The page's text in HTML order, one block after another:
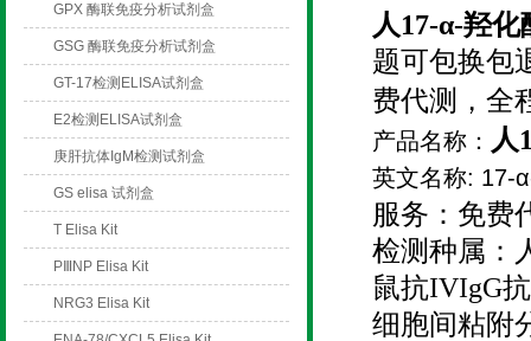
GPX 酶联免疫分析试剂盒
GSG 酶联免疫分析试剂盒
GT-17检测ELISA试剂盒
E2检测ELISA试剂盒
庚肝抗体IgM检测试剂盒
GS elisa 试剂盒
T Elisa Kit
PⅢNP Elisa Kit
NRG3 Elisa Kit
人17-α-羟
题可包换包
费代测，全
产品名称： 人
英文名称: 17-
服务：免费
检测种属：
鼠抗IVIgG
细胞间粘附